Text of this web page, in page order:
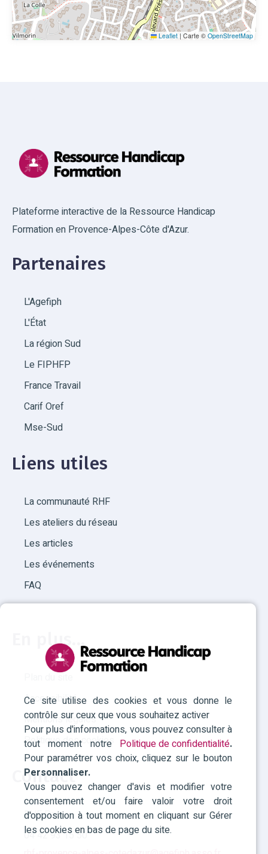
Ce site utilise des cookies et vous donne le
contrôle sur ceux que vous souhaitez activer
Pour plus d'informations, vous pouvez consulter à
tout moment notre Politique de confidentialité.
Pour paramétrer vos choix, cliquez sur le bouton
Personnaliser.
Vous pouvez changer d'avis et modifier votre
consentement et/ou faire valoir votre droit
d'opposition à tout moment en cliquant sur Gérer
les cookies en bas de page du site.
Leaflet | Carte © OpenStreetMap
Plateforme interactive de la Ressource Handicap
Formation en Provence-Alpes-Côte d'Azur.
Partenaires
L'Agefiph
L'État
La région Sud
Le FIPHFP
France Travail
Carif Oref
Mse-Sud
Liens utiles
La communauté RHF
Les ateliers du réseau
Les articles
Les événements
FAQ
En plus...
Plan du site
Accessibilité
Mentions légales
Politique des cookies
Contact
RHF Paca
04 42 93 15 50